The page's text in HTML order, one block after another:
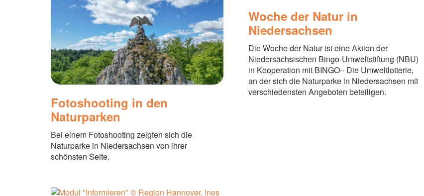
Fotoshooting in den
Naturparken
Bei einem Fotoshooting zeigten sich die
Naturparke in Niedersachsen von ihrer
schönsten Seite.
Woche der Natur in
Niedersachsen
Die Woche der Natur ist eine Aktion der
Niedersächsischen Bingo-Umweltstiftung (NBU)
in Kooperation mit BINGO– Die Umweltlotterie,
an der sich die Naturparke in Niedersachsen mit
verschiedensten Angeboten beteiligen.